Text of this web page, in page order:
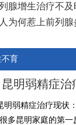
腺增生治疗不
为何惹上前列
不育
昆明弱精症治
明弱精症治疗现状
多昆明家庭的第